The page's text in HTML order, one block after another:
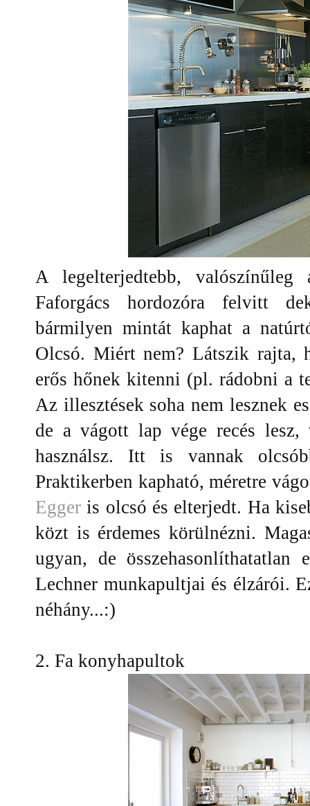
A legelterjedtebb,
Faforgács hordozóra felvitt
bármilyen mintát kaphat a
Olcsó. Miért nem? Látszik rajta,
erős hőnek kitenni (pl. rádobni a
Az illesztések soha nem lesznek
de a vágott lap vége recés
használsz. Itt is vannak
Praktikerben kapható, méretre
Egger is olcsó és elterjedt. Ha
közt is érdemes körülnézni.
ugyan, de
Lechner munkapultjai és élzárói.
néhány...:)
2. Fa konyhapultok